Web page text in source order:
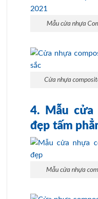
Mẫu cửa nhựa
Cửa nhựa
4. Mẫu cửa
đẹp tấm
Mẫu cửa nhựa